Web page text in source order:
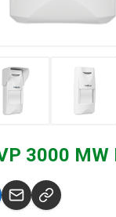
3000 MW